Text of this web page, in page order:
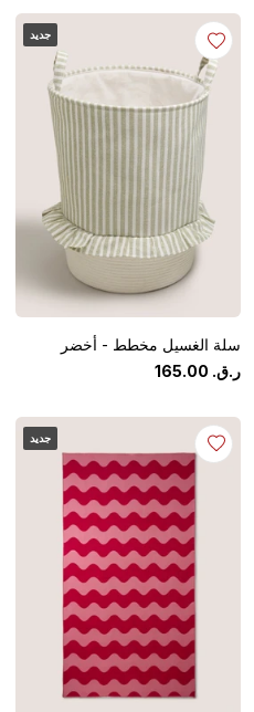
جديد
سلة الغسيل مخطط - أخضر
ر.ق.
165.00
جديد